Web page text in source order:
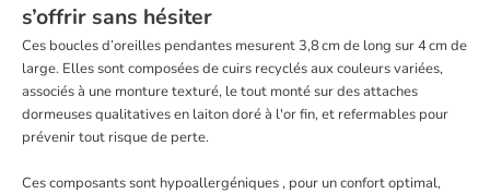
s’offrir sans hésiter
Ces boucles d’oreilles pendantes mesurent 3,8 cm de long sur 4 cm de
large. Elles sont composées de cuirs recyclés aux couleurs variées,
associés à une monture texturé, le tout monté sur des attaches
dormeuses qualitatives en laiton doré à l'or fin, et refermables pour
prévenir tout risque de perte.
Ces composants sont hypoallergéniques , pour un confort optimal,